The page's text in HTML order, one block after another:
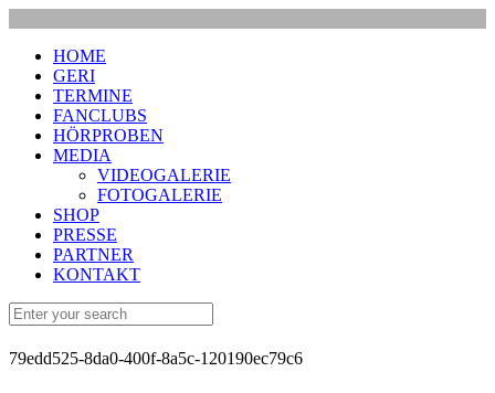
HOME
GERI
TERMINE
FANCLUBS
HÖRPROBEN
MEDIA
VIDEOGALERIE
FOTOGALERIE
SHOP
PRESSE
PARTNER
KONTAKT
79edd525-8da0-400f-8a5c-120190ec79c6